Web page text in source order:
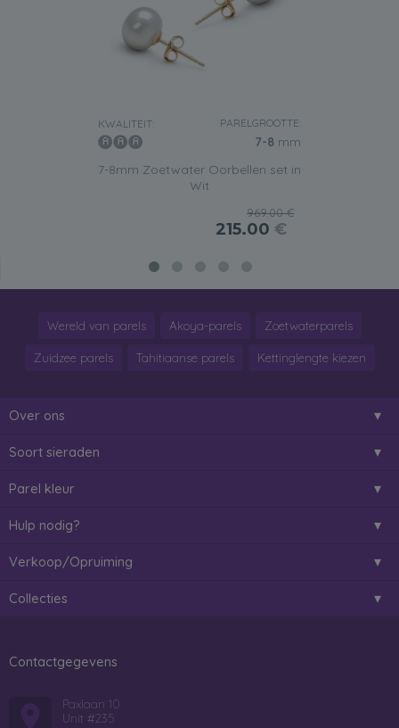
KWALITEIT: PARELGROOTTE:
7-8 mm
7-8mm Zoetwater Oorbellen set in
Wit
969.00 €
215.00 €
Wereld van parels Akoya-parels Zoetwaterparels
Zuidzee parels Tahitiaanse parels Kettinglengte kiezen
Over ons
Soort sieraden
Parel kleur
Hulp nodig?
Verkoop/Opruiming
Collecties
Contactgegevens
Paxlaan 10
Unit #235